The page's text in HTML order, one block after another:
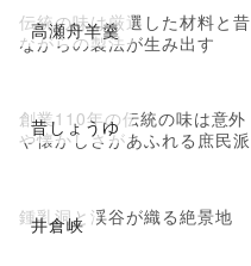
高瀬舟羊羹
伝統の味は厳選した材料と昔
ながらの製法が生み出す
昔しょうゆ
創業110年の伝統の味は意外
や懐かしさがあふれる庶民派
井倉峡
鍾乳洞と渓谷が織る絶景地